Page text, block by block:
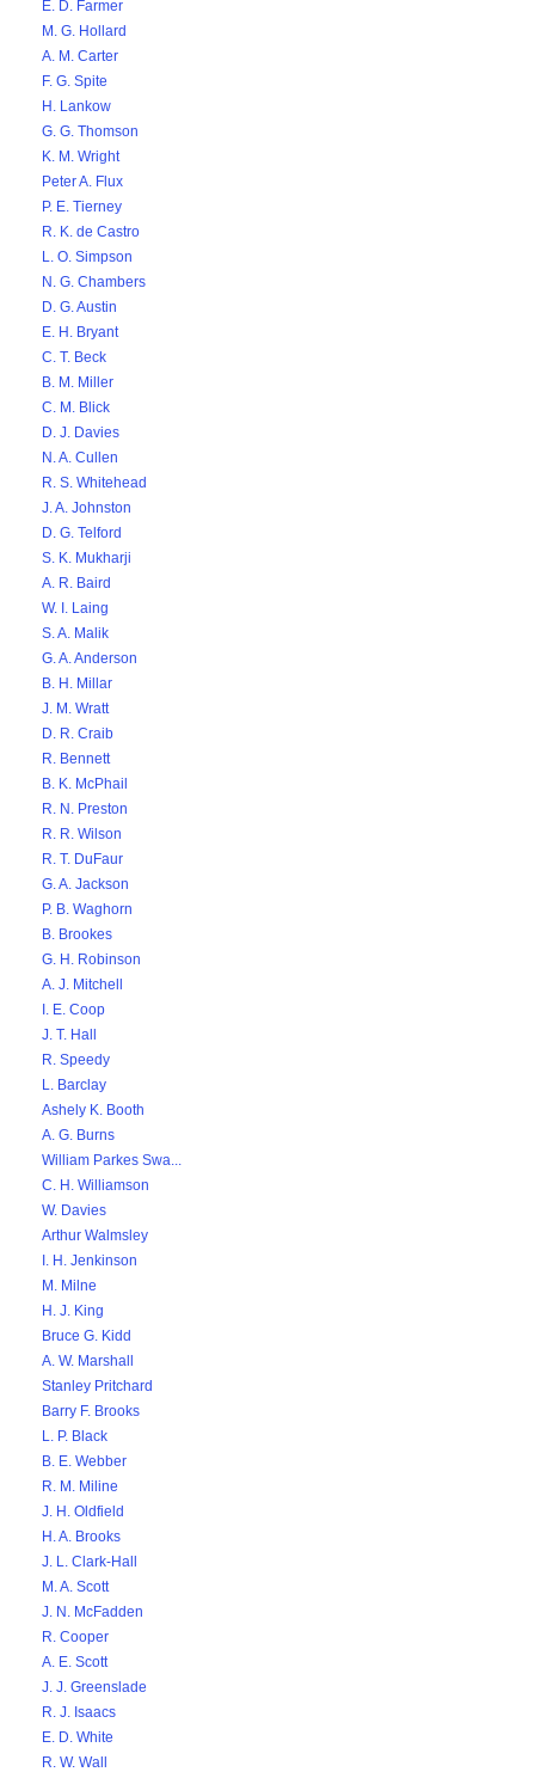
E. D. Farmer
M. G. Hollard
A. M. Carter
F. G. Spite
H. Lankow
G. G. Thomson
K. M. Wright
Peter A. Flux
P. E. Tierney
R. K. de Castro
L. O. Simpson
N. G. Chambers
D. G. Austin
E. H. Bryant
C. T. Beck
B. M. Miller
C. M. Blick
D. J. Davies
N. A. Cullen
R. S. Whitehead
J. A. Johnston
D. G. Telford
S. K. Mukharji
A. R. Baird
W. I. Laing
S. A. Malik
G. A. Anderson
B. H. Millar
J. M. Wratt
D. R. Craib
R. Bennett
B. K. McPhail
R. N. Preston
R. R. Wilson
R. T. DuFaur
G. A. Jackson
P. B. Waghorn
B. Brookes
G. H. Robinson
A. J. Mitchell
I. E. Coop
J. T. Hall
R. Speedy
L. Barclay
Ashely K. Booth
A. G. Burns
William Parkes Swa...
C. H. Williamson
W. Davies
Arthur Walmsley
I. H. Jenkinson
M. Milne
H. J. King
Bruce G. Kidd
A. W. Marshall
Stanley Pritchard
Barry F. Brooks
L. P. Black
B. E. Webber
R. M. Miline
J. H. Oldfield
H. A. Brooks
J. L. Clark-Hall
M. A. Scott
J. N. McFadden
R. Cooper
A. E. Scott
J. J. Greenslade
R. J. Isaacs
E. D. White
R. W. Wall